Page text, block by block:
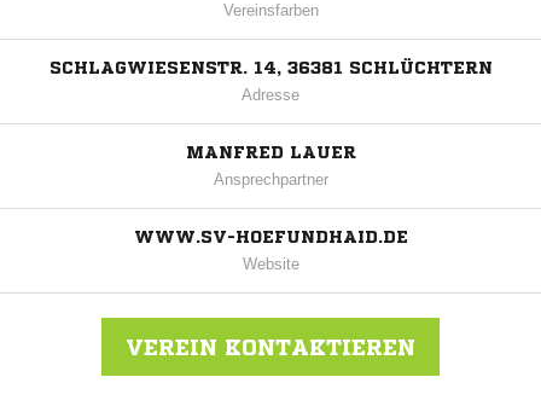
Vereinsfarben
SCHLAGWIESENSTR. 14, 36381 SCHLÜCHTERN
Adresse
MANFRED LAUER
Ansprechpartner
WWW.SV-HOEFUNDHAID.DE
Website
VEREIN KONTAKTIEREN